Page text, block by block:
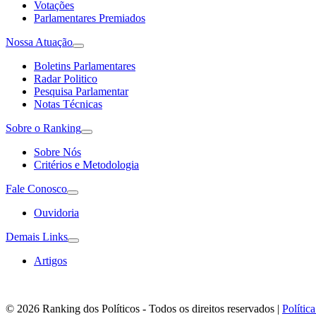
Votações
Parlamentares Premiados
Nossa Atuação
Boletins Parlamentares
Radar Politico
Pesquisa Parlamentar
Notas Técnicas
Sobre o Ranking
Sobre Nós
Critérios e Metodologia
Fale Conosco
Ouvidoria
Demais Links
Artigos
© 2026 Ranking dos Políticos - Todos os direitos reservados |